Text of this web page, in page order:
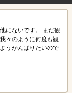
にないです。 まだ観
々のように何度も観
うがんばりたいので